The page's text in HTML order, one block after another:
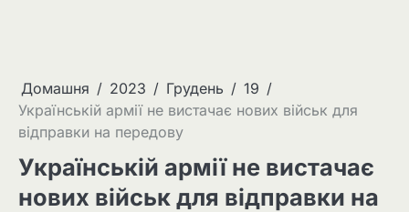
Домашня 2023 Грудень
19
Українській армії не вистачає нових військ для
відправки на передову
Українській армії не вистачає
нових військ для відправки на